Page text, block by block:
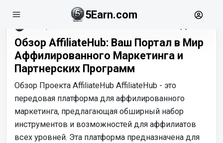
5Earn.com
Обзор AffiliateHub: Ваш Портал в Мир
Аффилированного Маркетинга и
Партнерских Программ
Обзор Проекта AffiliateHub AffiliateHub - это
передовая платформа для аффилированного
маркетинга, предлагающая обширный набор
инструментов и возможностей для аффилиатов
всех уровней. Эта платформа предназначена для